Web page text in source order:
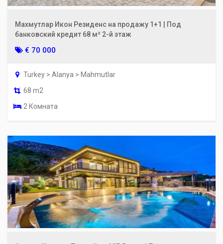
Махмутлар Икон Резиденс на продажу 1+1 | Под
банковский кредит 68 м² 2-й этаж
€ 70 000
Turkey > Alanya > Mahmutlar
68 m2
2 Комната